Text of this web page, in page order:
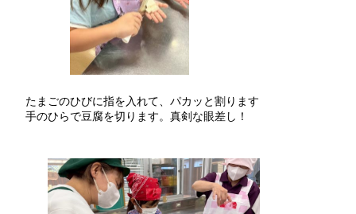
たまごのひびに指を入れて、パカッと割ります
手のひらで豆腐を切ります。真剣な眼差し！